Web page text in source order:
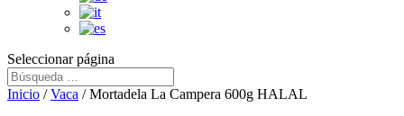
Seleccionar página
Inicio /Vaca / Mortadela La Campera 600g HALAL